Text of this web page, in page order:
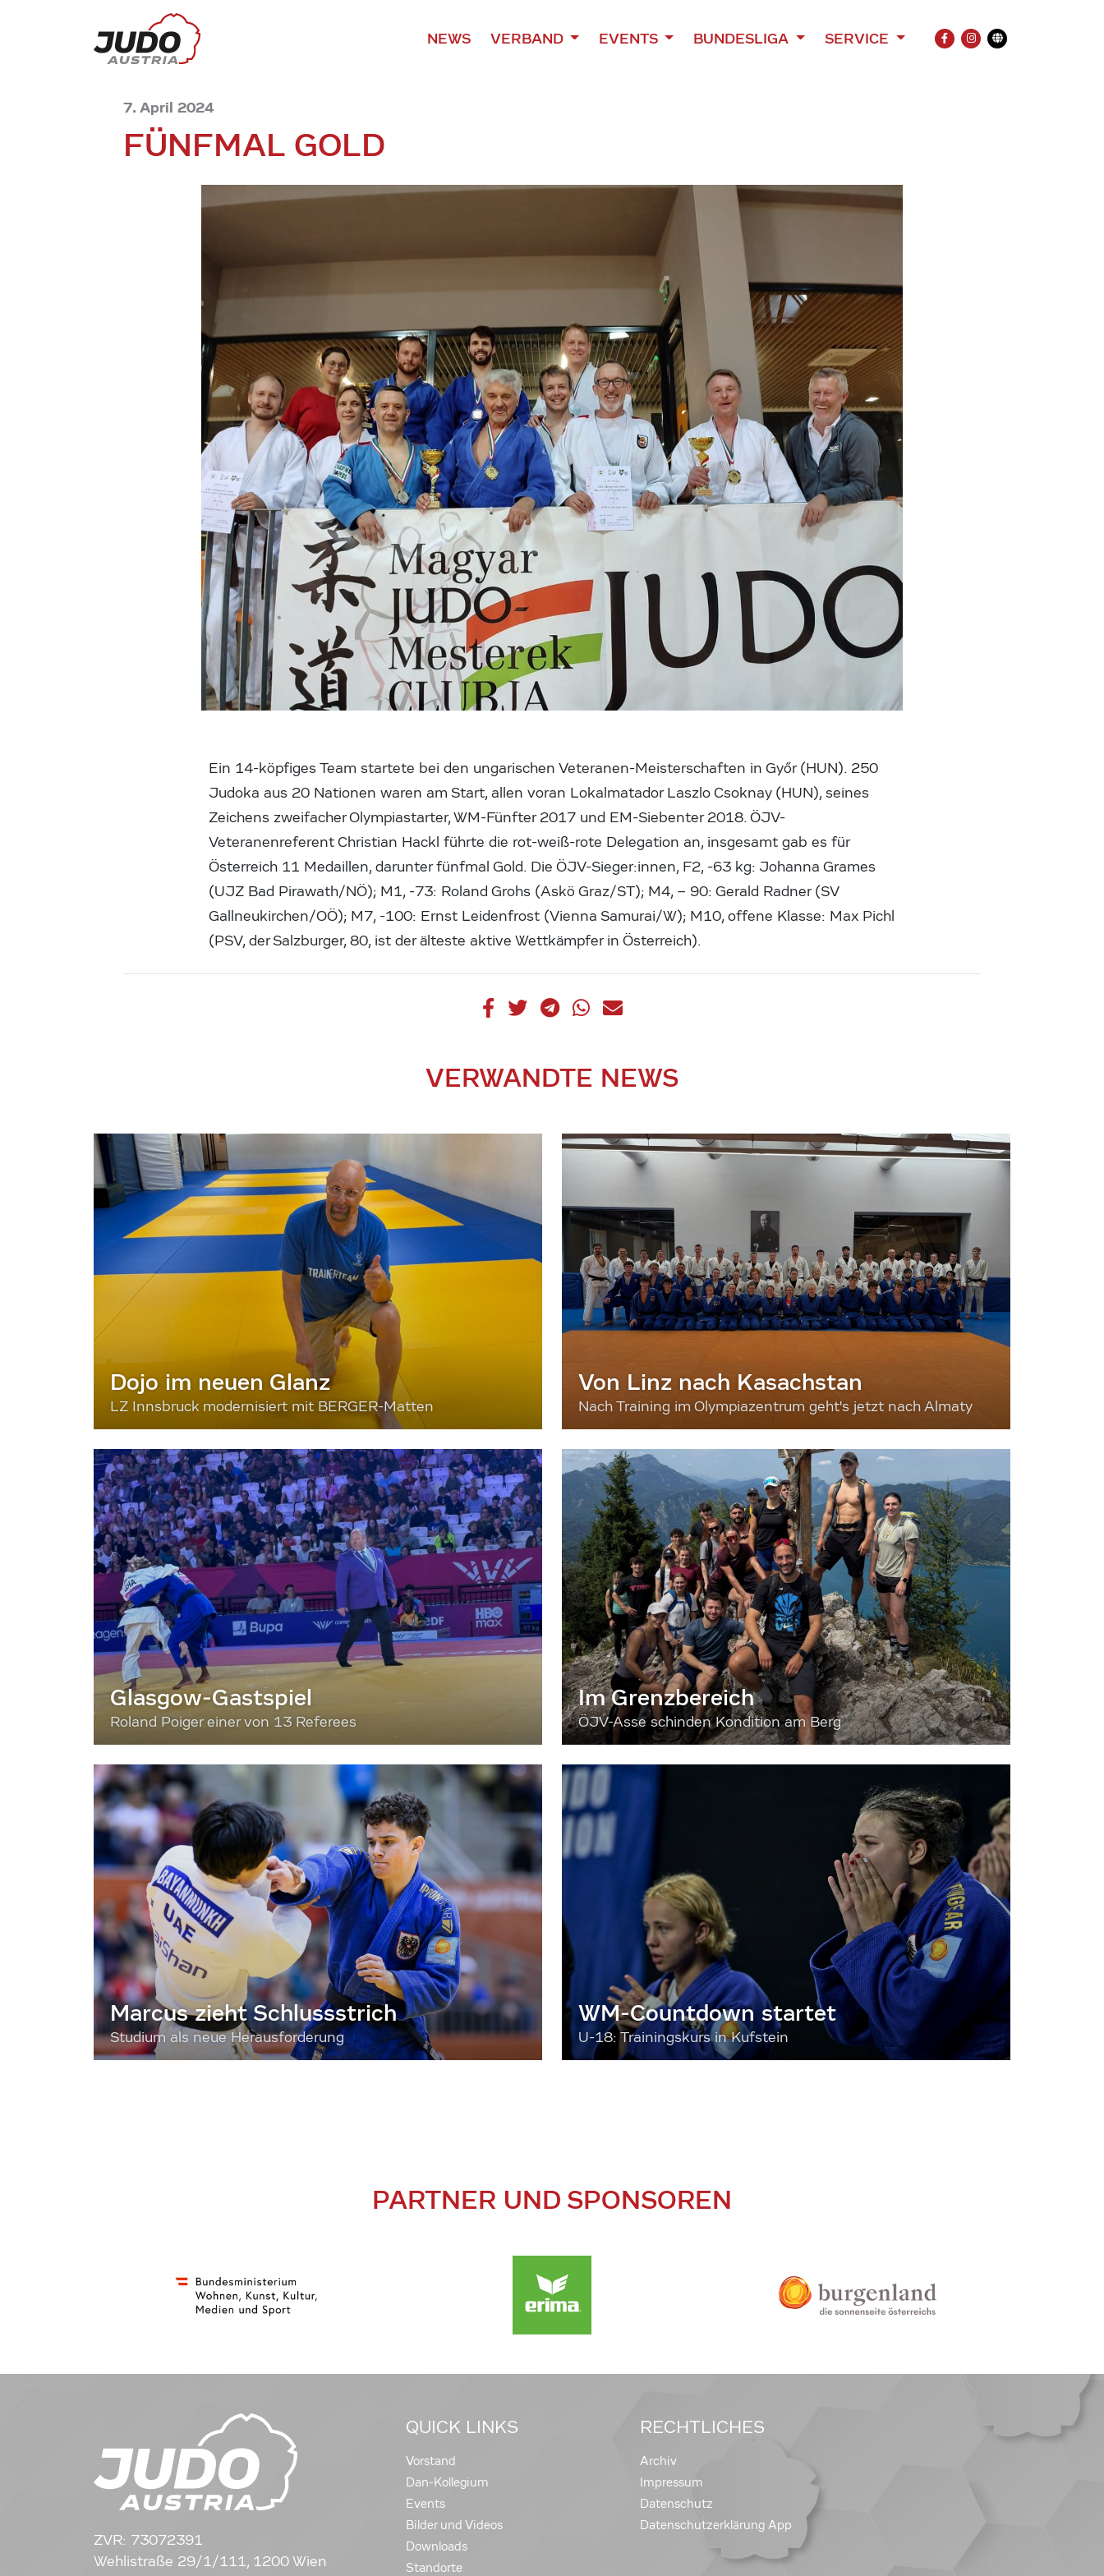
NEWS VERBAND EVENTS BUNDESLIGA SERVICE
FACEBOOK
INSTAGRAM
Übersetzung
7. April 2024
FÜNFMAL GOLD
Ein 14-köpfiges Team startete bei den ungarischen Veteranen-Meisterschaften in Győr (HUN). 250
Judoka aus 20 Nationen waren am Start, allen voran Lokalmatador Laszlo Csoknay (HUN), seines
Zeichens zweifacher Olympiastarter, WM-Fünfter 2017 und EM-Siebenter 2018. ÖJV-
Veteranenreferent Christian Hackl führte die rot-weiß-rote Delegation an, insgesamt gab es für
Österreich 11 Medaillen, darunter fünfmal Gold. Die ÖJV-Sieger:innen, F2, -63 kg: Johanna Grames
(UJZ Bad Pirawath/NÖ); M1, -73: Roland Grohs (Askö Graz/ST); M4, – 90: Gerald Radner (SV
Gallneukirchen/OÖ); M7, -100: Ernst Leidenfrost (Vienna Samurai/W); M10, offene Klasse: Max Pichl
(PSV, der Salzburger, 80, ist der älteste aktive Wettkämpfer in Österreich).
VERWANDTE NEWS
Dojo im neuen Glanz
LZ Innsbruck modernisiert mit BERGER-Matten
Von Linz nach Kasachstan
Nach Training im Olympiazentrum geht's jetzt nach Almaty
Glasgow-Gastspiel
Roland Poiger einer von 13 Referees
Im Grenzbereich
ÖJV-Asse schinden Kondition am Berg
Marcus zieht Schlussstrich
Studium als neue Herausforderung
WM-Countdown startet
U-18: Trainingskurs in Kufstein
PARTNER UND SPONSOREN
ZVR: 73072391
Wehlistraße 29/1/111, 1200 Wien
QUICK LINKS
Vorstand
Dan-Kollegium
Events
Bilder und Videos
Downloads
Standorte
RECHTLICHES
Archiv
Impressum
Datenschutz
Datenschutzerklärung App